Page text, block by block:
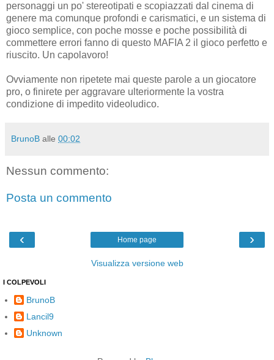
personaggi un po' stereotipati e scopiazzati dal cinema di
genere ma comunque profondi e carismatici, e un sistema di
gioco semplice, con poche mosse e poche possibilità di
commettere errori fanno di questo MAFIA 2 il gioco perfetto e
riuscito. Un capolavoro!
Ovviamente non ripetete mai queste parole a un giocatore
pro, o finirete per aggravare ulteriormente la vostra
condizione di impedito videoludico.
BrunoB alle 00:02
Nessun commento:
Posta un commento
‹ ›
Home page
Visualizza versione web
I COLPEVOLI
BrunoB
Lancil9
Unknown